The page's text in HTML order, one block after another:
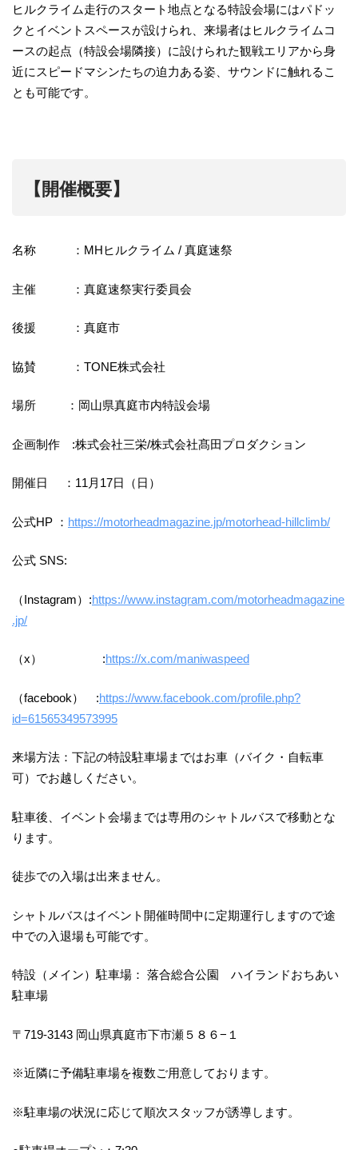
ヒルクライム走行のスタート地点となる特設会場にはパドッ
クとイベントスペースが設けられ、来場者はヒルクライムコ
ースの起点（特設会場隣接）に設けられた観戦エリアから身
近にスピードマシンたちの迫力ある姿、サウンドに触れるこ
とも可能です。
【開催概要】
名称 ：MHヒルクライム / 真庭速祭
主催 ：真庭速祭実行委員会
後援 ：真庭市
協賛 ：TONE株式会社
場所 ：岡山県真庭市内特設会場
企画制作 :株式会社三栄/株式会社髙田プロダクション
開催日 ：11月17日（日）
公式HP ： https://motorheadmagazine.jp/motorhead-hillclimb/
公式 SNS:
（Instagram）:https://www.instagram.com/motorheadmagazine
.jp/
（x） :https://x.com/maniwaspeed
（facebook） :https://www.facebook.com/profile.php?
id=61565349573995
来場方法：下記の特設駐車場まではお車（バイク・自転車
可）でお越しください。
駐車後、イベント会場までは専用のシャトルバスで移動とな
ります。
徒歩での入場は出来ません。
シャトルバスはイベント開催時間中に定期運行しますので途
中での入退場も可能です。
特設（メイン）駐車場： 落合総合公園 ハイランドおちあい
駐車場
〒719-3143 岡山県真庭市下市瀬５８６−１
※近隣に予備駐車場を複数ご用意しております。
※駐車場の状況に応じて順次スタッフが誘導します。